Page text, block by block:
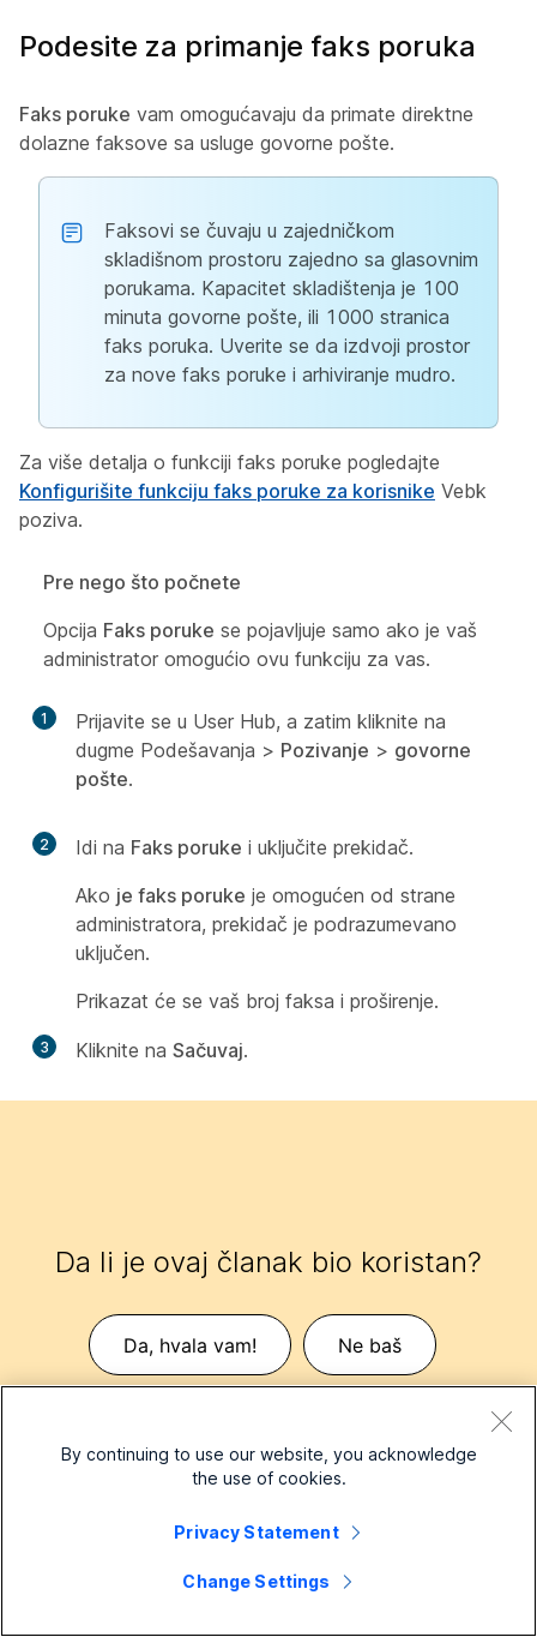
Podesite za primanje faks poruka
Faks poruke vam omogućavaju da primate direktne
dolazne faksove sa usluge govorne pošte.
Faksovi se čuvaju u zajedničkom
skladišnom prostoru zajedno sa glasovnim
porukama. Kapacitet skladištenja je 100
minuta govorne pošte, ili 1000 stranica
faks poruka. Uverite se da izdvoji prostor
za nove faks poruke i arhiviranje mudro.
Za više detalja o funkciji faks poruke pogledajte
Konfigurišite funkciju faks poruke za korisnike Vebk
poziva.
Pre nego što počnete
Opcija Faks poruke se pojavljuje samo ako je vaš
administrator omogućio ovu funkciju za vas.
1
Prijavite se u User Hub, a zatim kliknite na
dugme Podešavanja > Pozivanje > govorne
pošte.
2 Idi na Faks poruke i uključite prekidač.
Ako je faks poruke je omogućen od strane
administratora, prekidač je podrazumevano
uključen.
Prikazat će se vaš broj faksa i proširenje.
3 Kliknite na Sačuvaj.
Da li je ovaj članak bio koristan?
Da, hvala vam! Ne baš
By continuing to use our website, you acknowledge
the use of cookies.
Privacy Statement
Change Settings